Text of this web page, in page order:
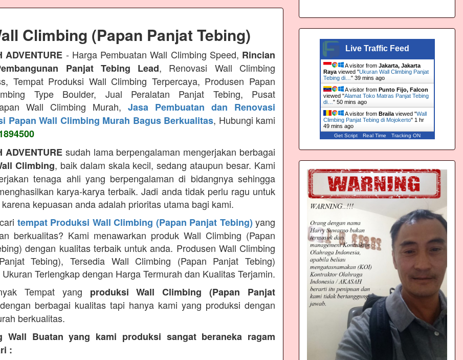
Climbing (Papan Panjat Tebing)
ADVENTURE - Harga Pembuatan Wall Climbing Speed, Rincian
Panjat Tebing Lead, Renovasi Wall Climbing
Tempat Produksi Wall Climbing Terpercaya, Produsen Papan
Type Boulder, Jual Peralatan Panjat Tebing, Pusat
Wall Climbing Murah, Jasa Pembuatan dan Renovasi
Papan Wall Climbing Murah Bagus Berkualitas, Hubungi kami
ADVENTUREsudah lama berpengalaman mengerjakan berbagai
Climbing, baik dalam skala kecil, sedang ataupun besar. Kami
tenaga ahli yang berpengalaman di bidangnya sehingga
karya-karya terbaik. Jadi anda tidak perlu ragu untuk
kepuasan anda adalah prioritas utama bagi kami.
tempat Produksi Wall Climbing (Papan Panjat Tebing) yang
berkualitas? Kami menawarkan produk Wall Climbing (Papan
dengan kualitas terbaik untuk anda. Produsen Wall Climbing
Tebing), Tersedia Wall Climbing (Papan Panjat Tebing)
Terlengkap dengan Harga Termurah dan Kualitas Terjamin.
Tempat yang produksi Wall Climbing (Papan Panjat
dengan berbagai kualitas tapi hanya kami yang produksi dengan
berkualitas.
Wall Buatan yang kami produksi sangat beraneka ragam
:
Live Traffic Feed
A visitor from Jakarta, Jakarta
Rayaviewed "Ukuran Wall Climbing Panjat
Tebing di… " 39 mins ago
A visitor from Punto Fijo, Falcon
viewed "Alamat Toko Matras Panjat Tebing
di… " 50 mins ago
A visitor from Brailaviewed "Wall
Climbing Panjat Tebing di Mojokerto" 1 hr
49 mins ago
Get Script Real Time Tracking ON